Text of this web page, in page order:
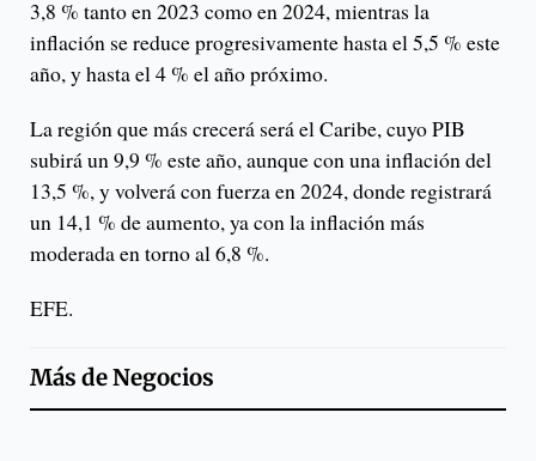
3,8 % tanto en 2023 como en 2024, mientras la
inflación se reduce progresivamente hasta el 5,5 % este
año, y hasta el 4 % el año próximo.
La región que más crecerá será el Caribe, cuyo PIB
subirá un 9,9 % este año, aunque con una inflación del
13,5 %, y volverá con fuerza en 2024, donde registrará
un 14,1 % de aumento, ya con la inflación más
moderada en torno al 6,8 %.
EFE.
Más deNegocios